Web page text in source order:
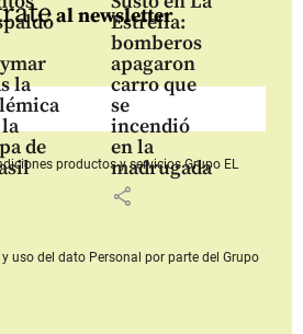
la
de
Estrella:
bomberos
apagaron
carro que
se
incendió
en la
madrugada
share
al newsletter
productos y serviciosGrupo EL
uso del dato Personal por parte del Grupo